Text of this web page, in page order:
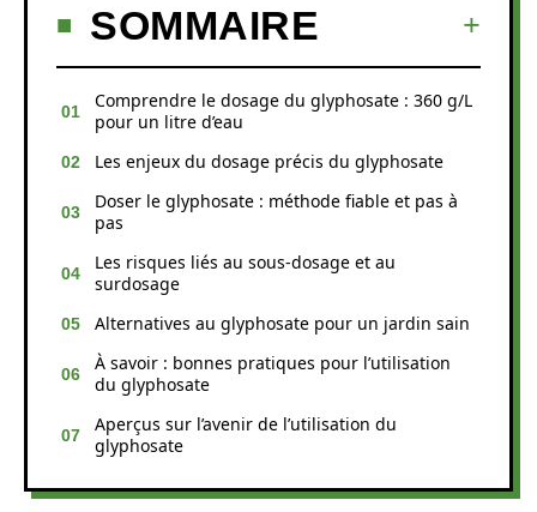
SOMMAIRE
Comprendre le dosage du glyphosate : 360 g/L
pour un litre d’eau
Les enjeux du dosage précis du glyphosate
Doser le glyphosate : méthode fiable et pas à
pas
Les risques liés au sous-dosage et au
surdosage
Alternatives au glyphosate pour un jardin sain
À savoir : bonnes pratiques pour l’utilisation
du glyphosate
Aperçus sur l’avenir de l’utilisation du
glyphosate